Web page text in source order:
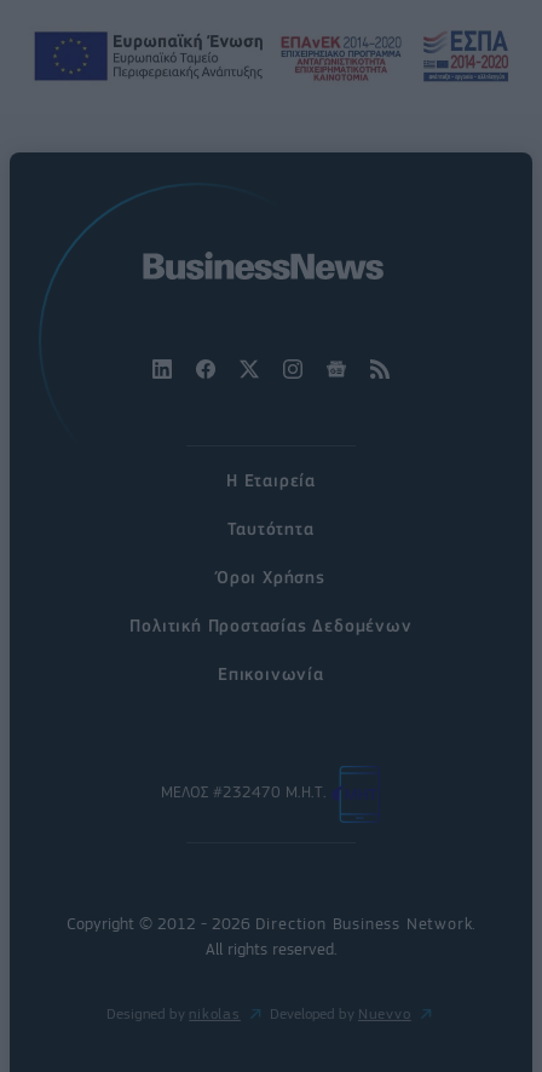
Η Εταιρεία
Ταυτότητα
Όροι Χρήσης
Πολιτική Προστασίας Δεδομένων
Επικοινωνία
ΜΕΛΟΣ #232470 Μ.Η.Τ.
Copyright © 2012 - 2026 Direction Business Network
All rights reserved.
Designed by nikolas Developed by Nuevvo